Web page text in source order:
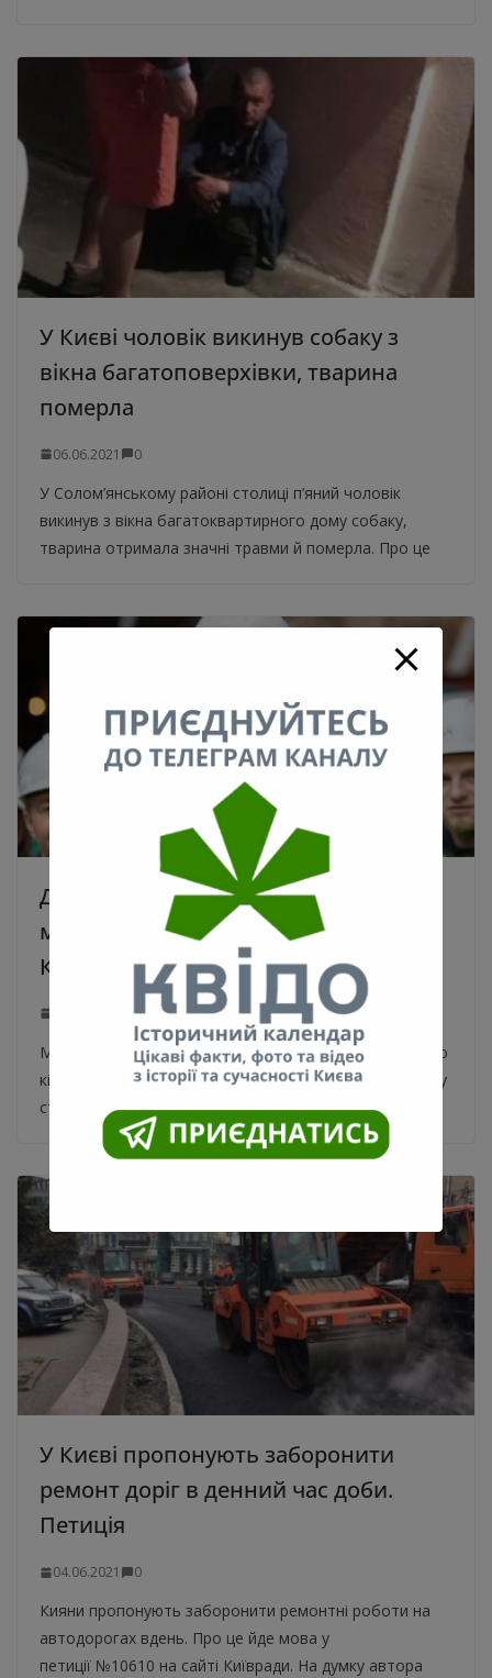
У Києві чоловік викинув собаку з
вікна багатоповерхівки, тварина
померла
06.06.2021 0
У Солом’янському районі столиці п’яний чоловік
викинув з вікна багатоквартирного дому собаку,
тварина отримала значні травми й померла. Про це
До кінця року у Києві відкриють
мінімум одну нову станцію метро –
Кличко
0
Міський голова Києва Віталій Кличко запевнив, що до
кінця 2021 року у столиці відкриють мінімум одну нову
станцію метро –
У Києві пропонують заборонити
ремонт доріг в денний час доби.
Петиція
04.06.2021 0
Кияни пропонують заборонити ремонтні роботи на
автодорогах вдень. Про це йде мова у
петиції №10610 на сайті Київради. На думку автора